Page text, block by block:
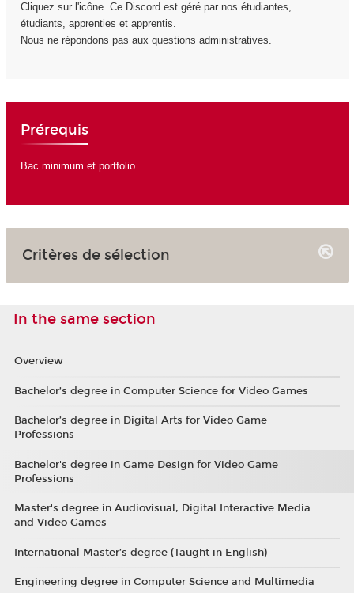
Cliquez sur l'icône. Ce Discord est géré par nos étudiantes,
étudiants, apprenties et apprentis.
Nous ne répondons pas aux questions administratives.
Prérequis
Bac minimum et portfolio
Critères de sélection
In the same section
Overview
Bachelor’s degree in Computer Science for Video Games
Bachelor’s degree in Digital Arts for Video Game
Professions
Bachelor's degree in Game Design for Video Game
Professions
Master's degree in Audiovisual, Digital Interactive Media
and Video Games
International Master’s degree (Taught in English)
Engineering degree in Computer Science and Multimedia